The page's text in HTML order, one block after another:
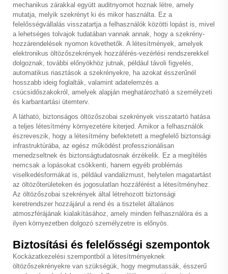
mechanikus zárakkal együtt auditnyomot hoznak létre, amely
mutatja, melyik szekrényt ki és mikor használta. Ez a
felelősségvállalás visszatartja a felhasználók közötti lopást is, mivel
a lehetséges tolvajok tudatában vannak annak, hogy a szekrény-
hozzárendelések nyomon követhetők. A létesítmények, amelyek
elektronikus öltözőszekrények hozzáférés-vezérlési rendszerekkel
dolgoznak, további előnyökhöz jutnak, például távoli figyelés,
automatikus riasztások a szekrényekre, ha azokat ésszerűnél
hosszabb ideig foglalták, valamint adatelemzés a
csúcsidőszakokról, amelyek alapján meghatározható a személyzeti
és karbantartási ütemterv.
A látható, biztonságos öltözőszobai szekrények visszatartó hatása
a teljes létesítmény környezetére kiterjed. Amikor a felhasználók
észreveszik, hogy a létesítmény befektetett a megfelelő biztonsági
infrastruktúrába, az egész működést professzionálisan
menedzseltnek és biztonságtudatosnak érzékelik. Ez a megítélés
nemcsak a lopásokat csökkenti, hanem egyéb problémás
viselkedésformákat is, például vandalizmust, helytelen magatartást
az öltözőterületeken és jogosulatlan hozzáférést a létesítményhez.
Az öltözőszobai szekrények által létrehozott biztonsági
keretrendszer hozzájárul a rend és a tisztelet általános
atmoszférájának kialakításához, amely minden felhasználóra és a
ilyen környezetben dolgozó személyzetre is előnyös.
Biztosítási és felelősségi szempontok
Kockázatkezelési szempontból a létesítményeknek
öltözőszekrényekre van szükségük, hogy megmutassák, ésszerű